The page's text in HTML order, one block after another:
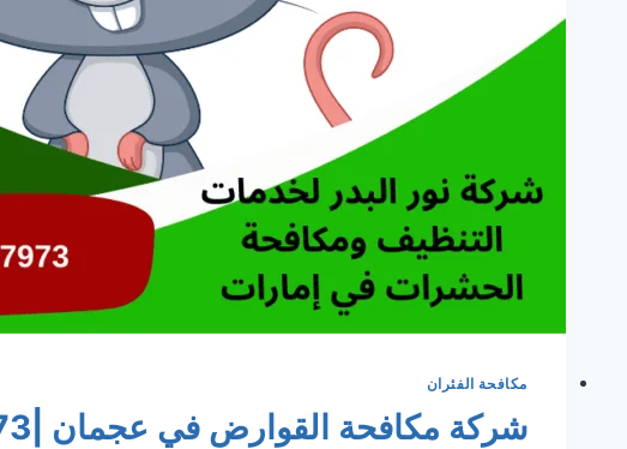
مكافحة الفئران
شركة مكافحة القوارض في عجمان |0505337973